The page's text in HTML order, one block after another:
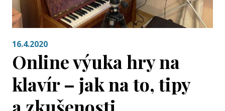
16.4.2020
Online výuka hry na
klavír – jak na to, tipy